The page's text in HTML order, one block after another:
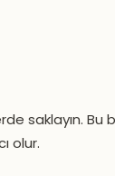
saklayın.
olur.